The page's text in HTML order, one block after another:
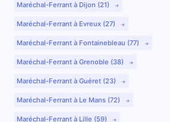
Maréchal-Ferrant à Dijon (21)
Maréchal-Ferrant à Evreux (27)
Maréchal-Ferrant à Fontainebleau (77)
Maréchal-Ferrant à Grenoble (38)
Maréchal-Ferrant à Guéret (23)
Maréchal-Ferrant à Le Mans (72)
Maréchal-Ferrant à Lille (59)